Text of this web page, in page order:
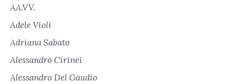
AA.VV.
Adele Violi
Adriana Sabato
Alessandro Cirinei
Alessandro Del Gaudio